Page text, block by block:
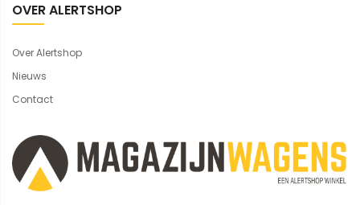
OVER ALERTSHOP
Over Alertshop
Nieuws
Contact